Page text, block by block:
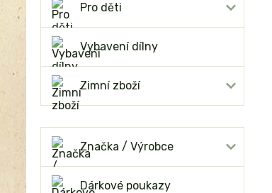
Pro děti
Vybavení dílny
Zimní zboží
Značka / Výrobce
Dárkové poukazy